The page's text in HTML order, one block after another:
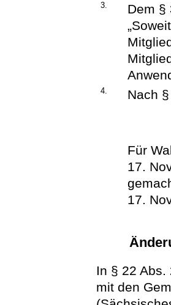
3.
Dem §
4. Nach
Für
17.
17.
In § 22
mit den